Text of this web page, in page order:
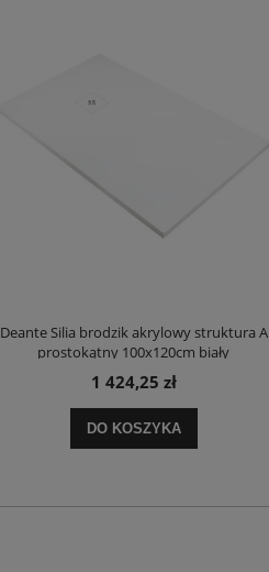
Deante Silia brodzik akrylowy struktura A
prostokątny 100x120cm biały
1 424,25 zł
DO KOSZYKA